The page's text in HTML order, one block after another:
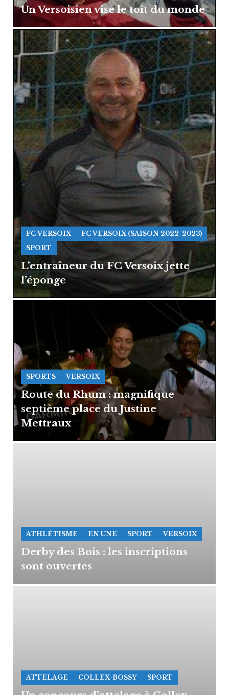
Un Versoisien vise le toit du monde
FC VERSOIX
FC VERSOIX (SAISON 2022-2023)
SPORT
L’entraîneur du FC Versoix jette
l’éponge
SPORTS VERSOIX
Route du Rhum : magnifique
septième place du Justine
Mettraux
ATHLÉTISME EN UNE SPORT VERSOIX
Derby des Bois : les inscriptions
sont ouvertes
ATTELAGE COLLEX-BOSSY SPORT